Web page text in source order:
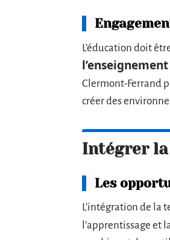
L’éducation doit
l’enseignement
Clermont-Ferrand
créer des
Intégrer la
Les
L’intégration de la
l’apprentissage et